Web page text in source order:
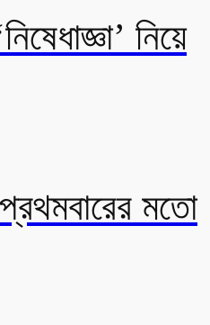
নিয়ে
মতো